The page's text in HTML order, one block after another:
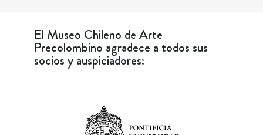
El Museo Chileno de Arte
Precolombino agradece a todos sus
socios y auspiciadores: